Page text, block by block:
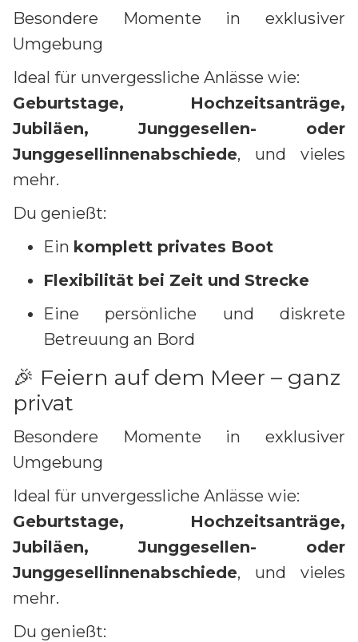
Besondere Momente in exklusiver
Umgebung
Ideal für unvergessliche Anlässe wie:
Geburtstage, Hochzeitsanträge,
Jubiläen, Junggesellen- oder
Junggesellinnenabschiede, und vieles
mehr.
Du genießt:
Ein komplett privates Boot
Flexibilität bei Zeit und Strecke
Eine persönliche und diskrete
Betreuung an Bord
🎉 Feiern auf dem Meer – ganz
privat
Besondere Momente in exklusiver
Umgebung
Ideal für unvergessliche Anlässe wie:
Geburtstage, Hochzeitsanträge,
Jubiläen, Junggesellen- oder
Junggesellinnenabschiede, und vieles
mehr.
Du genießt: